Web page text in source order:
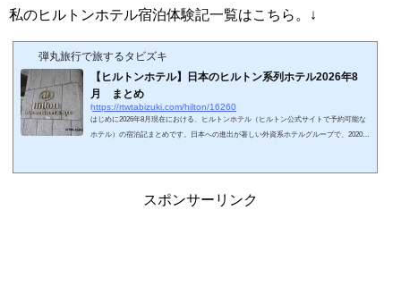
私のヒルトンホテル宿泊体験記一覧はこちら。↓
弾丸旅行で旅するタビズキ
【ヒルトンホテル】日本のヒルトン系列ホテル2026年8
月 まとめ
https://rtwtabizuki.com/hilton/16260
はじめに2026年8月現在における、ヒルトンホテル（ヒルトン公式サイトで予約可能な
ホテル）の宿泊記まとめです。日本への進出が著しい外資系ホテルグループで、2020年
海道ヒルトンニセコビレッジ未就学児無し代替あり〇／×カサラ・ニセコビレッジ・タ
スポンサーリンク